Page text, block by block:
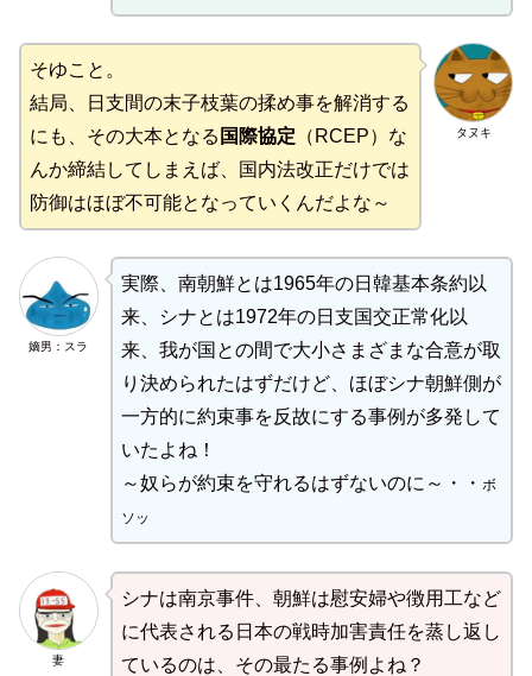
タヌキ
そゆこと。
結局、日支間の末子枝葉の揉め事を解消する
にも、その大本となる 国際協定 （RCEP）な
んか締結してしまえば、国内法改正だけでは
防御はほぼ不可能となっていくんだよな～
嫡男：スラ
実際、南朝鮮とは1965年の日韓基本条約以
来、シナとは1972年の日支国交正常化以
来、我が国との間で大小さまざまな合意が取
り決められたはずだけど、ほぼシナ朝鮮側が
一方的に約束事を反故にする事例が多発して
いたよね！
～奴らが約束を守れるはずないのに～・・ ボ
ソッ
妻
シナは南京事件、朝鮮は慰安婦や徴用工など
に代表される日本の戦時加害責任を蒸し返し
ているのは、その最たる事例よね？